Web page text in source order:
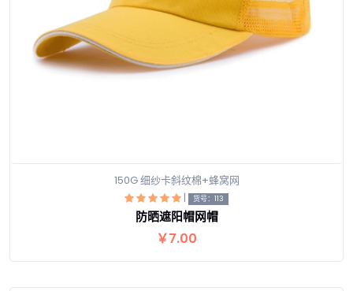
查看详情
150G 细纱卡斜纹棉+蜂窝网
| 货号：113
防晒遮阳帽网帽
￥7.00